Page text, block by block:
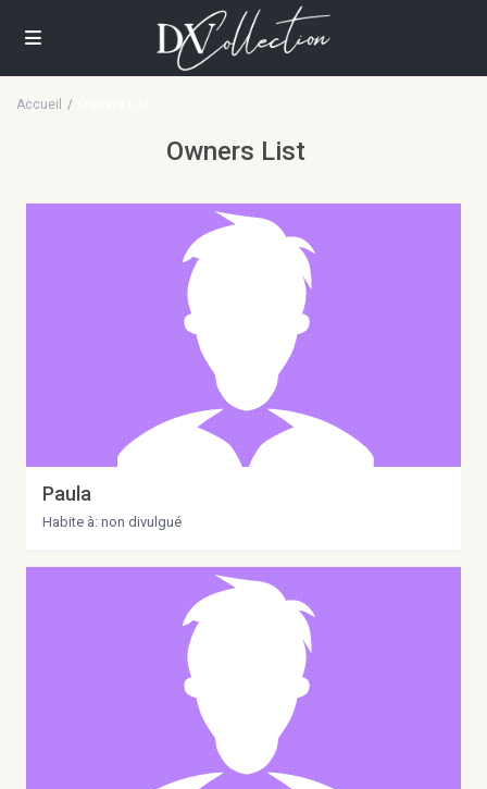
Accueil
Owners List
Paula
Habite à: non divulgué